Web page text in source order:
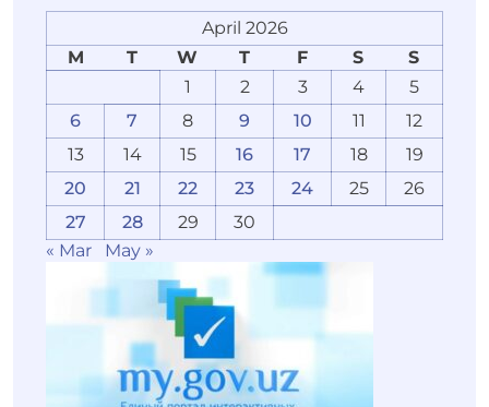
April 2026
M
T W T F S
S
1
2 3 4
5
6
7 8 9 10 11
12
13
14 15 16 17 18
19
20
21 22 23 24 25
26
27
28 29
30
« Mar
May »